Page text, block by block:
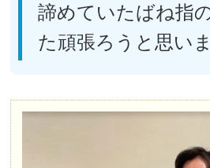
諦めていたばね指
た頑張ろうと思い